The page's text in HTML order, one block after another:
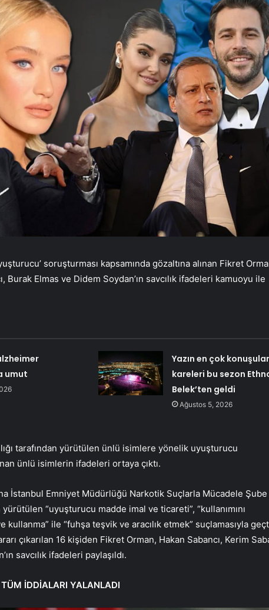
soruşturması kapsamında gözaltına alınan Fikret
Burak Elmas ve Didem Soydan’ın savcılık ifadeleri kamuoyu ile
umut
Yazın en çok
kareleri bu sezon
Belek’ten geldi
Ağustos 5, 2026
tarafından yürütülen ünlü isimlere yönelik uyuşturucu
ünlü isimlerin ifadeleri ortaya çıktı.
İstanbul Emniyet Müdürlüğü Narkotik Suçlarla Mücadele Şube
“uyuşturucu madde imal ve ticareti”, “kullanımını
kullanma” ile “fuhşa teşvik ve aracılık etmek” suçlamasıyla
çıkarılan 16 kişiden Fikret Orman, Hakan Sabancı, Kerim
savcılık ifadeleri paylaşıldı.
İDDİALARI YALANLADI